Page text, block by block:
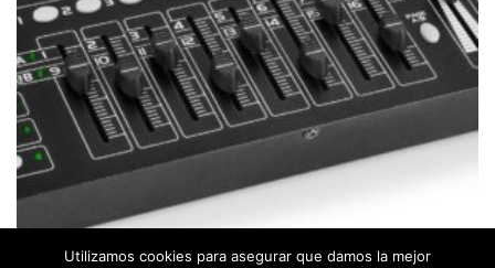
Utilizamos cookies para asegurar que damos la mejor